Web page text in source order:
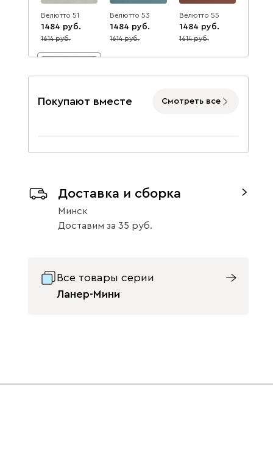
Велютто 51
1484
8
1614
Велютто 53
1484
8
1614
Велютто 55
1484
8
1614
Покупают вместе Смотреть все
Доставка и сборка
Минск
Доставим за 35
Все товары серии
Ланер-Мини